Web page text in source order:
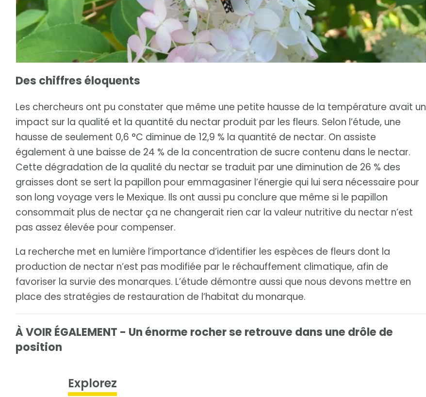
Des chiffres éloquents
Les chercheurs ont pu constater que même une petite hausse de la température avait un
impact sur la qualité et la quantité du nectar produit par les fleurs. Selon l’étude, une
hausse de seulement 0,6 °C diminue de 12,9 % la quantité de nectar. On assiste
également à une baisse de 24 % de la concentration de sucre contenu dans le nectar.
Cette dégradation de la qualité du nectar se traduit par une diminution de 26 % des
graisses dont se sert la papillon pour emmagasiner l’énergie qui lui sera nécessaire pour
son long voyage vers le Mexique. Ils ont aussi pu conclure que même si le papillon
consommait plus de nectar ça ne changerait rien car la valeur nutritive du nectar n’est
pas assez élevée pour compenser.
La recherche met en lumière l’importance d’identifier les espèces de fleurs dont la
production de nectar n’est pas modifiée par le réchauffement climatique, afin de
favoriser la survie des monarques. L’étude démontre aussi que nous devons mettre en
place des stratégies de restauration de l’habitat du monarque.
À VOIR ÉGALEMENT - Un énorme rocher se retrouve dans une drôle de
position
Explorez